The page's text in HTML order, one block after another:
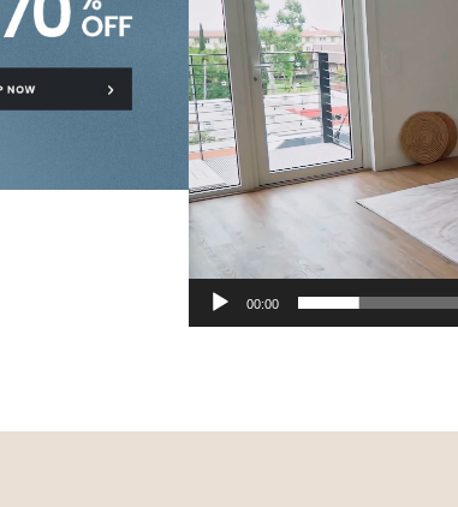
00:00